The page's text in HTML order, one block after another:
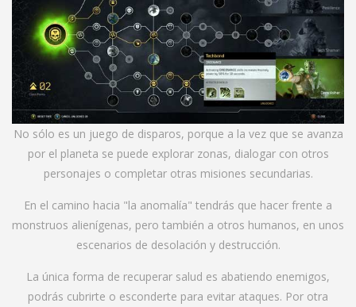
No sólo es un juego de disparos, porque a la vez que se avanza
por el planeta se puede explorar zonas, dialogar con otros
personajes o completar otras misiones secundarias.
En el camino hacia "la anomalía" tendrás que hacer frente a
monstruos alienígenas, pero también a otros humanos, en unos
escenarios de desolación y destrucción.
La única forma de recuperar salud es abatiendo enemigos,
podrás cubrirte o esconderte para evitar ataques. Por otra